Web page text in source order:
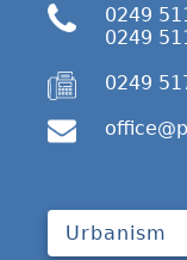
0249
0249
0249
Urbanism